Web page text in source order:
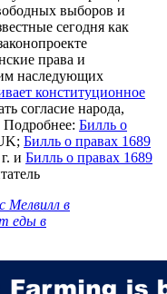
выборов и
сегодня как
права и
наследующих
конституционное
согласие народа,
Подробнее: Билль о
Билль о правах 1689
и Билль о правах 1689
Мелвилл в
еды в